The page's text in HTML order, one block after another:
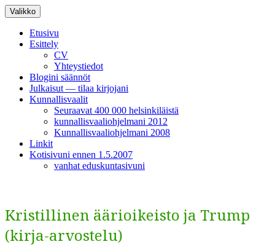
Siirry
sisältöön
Valikko
Etusivu
Esittely
CV
Yhteystiedot
Blogini säännöt
Julkaisut — tilaa kirjojani
Kunnallisvaalit
Seuraavat 400 000 helsinkiläistä
kunnallisvaaliohjelmani 2012
Kunnallisvaaliohjelmani 2008
Linkit
Kotisivuni ennen 1.5.2007
vanhat eduskuntasivuni
Kristillinen äärioikeisto ja Trump
(kirja-arvostelu)